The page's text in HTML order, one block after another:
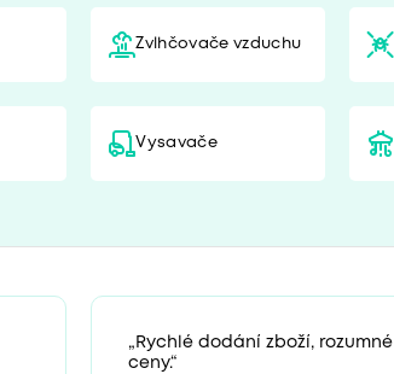
Zvlhčovače vzduchu
Vysavače
„Rychlé dodání zboží, rozumné
ceny.“